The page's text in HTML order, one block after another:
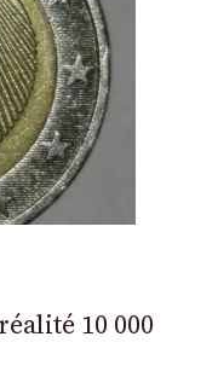
10 000